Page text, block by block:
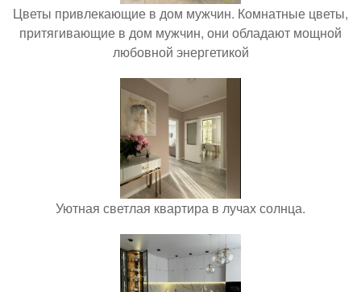
Цветы привлекающие в дом мужчин. Комнатные цветы,
притягивающие в дом мужчин, они обладают мощной
любовной энергетикой
Уютная светлая квартира в лучах солнца.